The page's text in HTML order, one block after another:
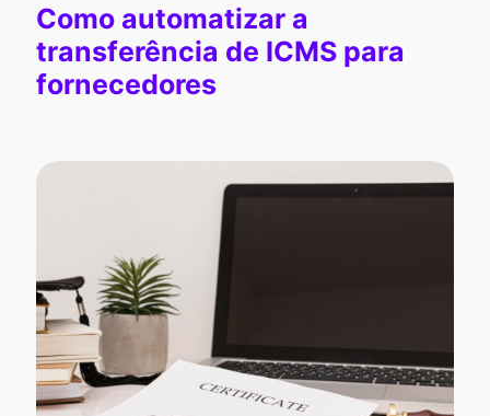
Como automatizar a
transferência de ICMS para
fornecedores